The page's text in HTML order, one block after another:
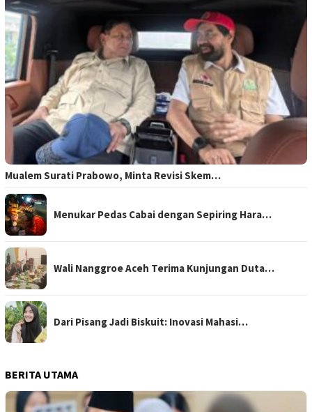
Mualem Surati Prabowo, Minta Revisi Skem…
Menukar Pedas Cabai dengan Sepiring Hara…
Wali Nanggroe Aceh Terima Kunjungan Duta…
Dari Pisang Jadi Biskuit: Inovasi Mahasi…
BERITA UTAMA